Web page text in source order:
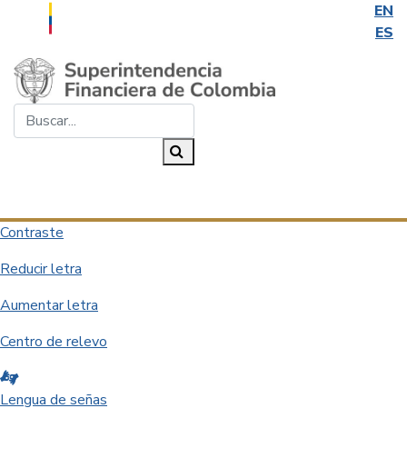
EN
ES
Saltar al contenido principal
Contraste
Reducir letra
Aumentar letra
Centro de relevo
Lengua de señas